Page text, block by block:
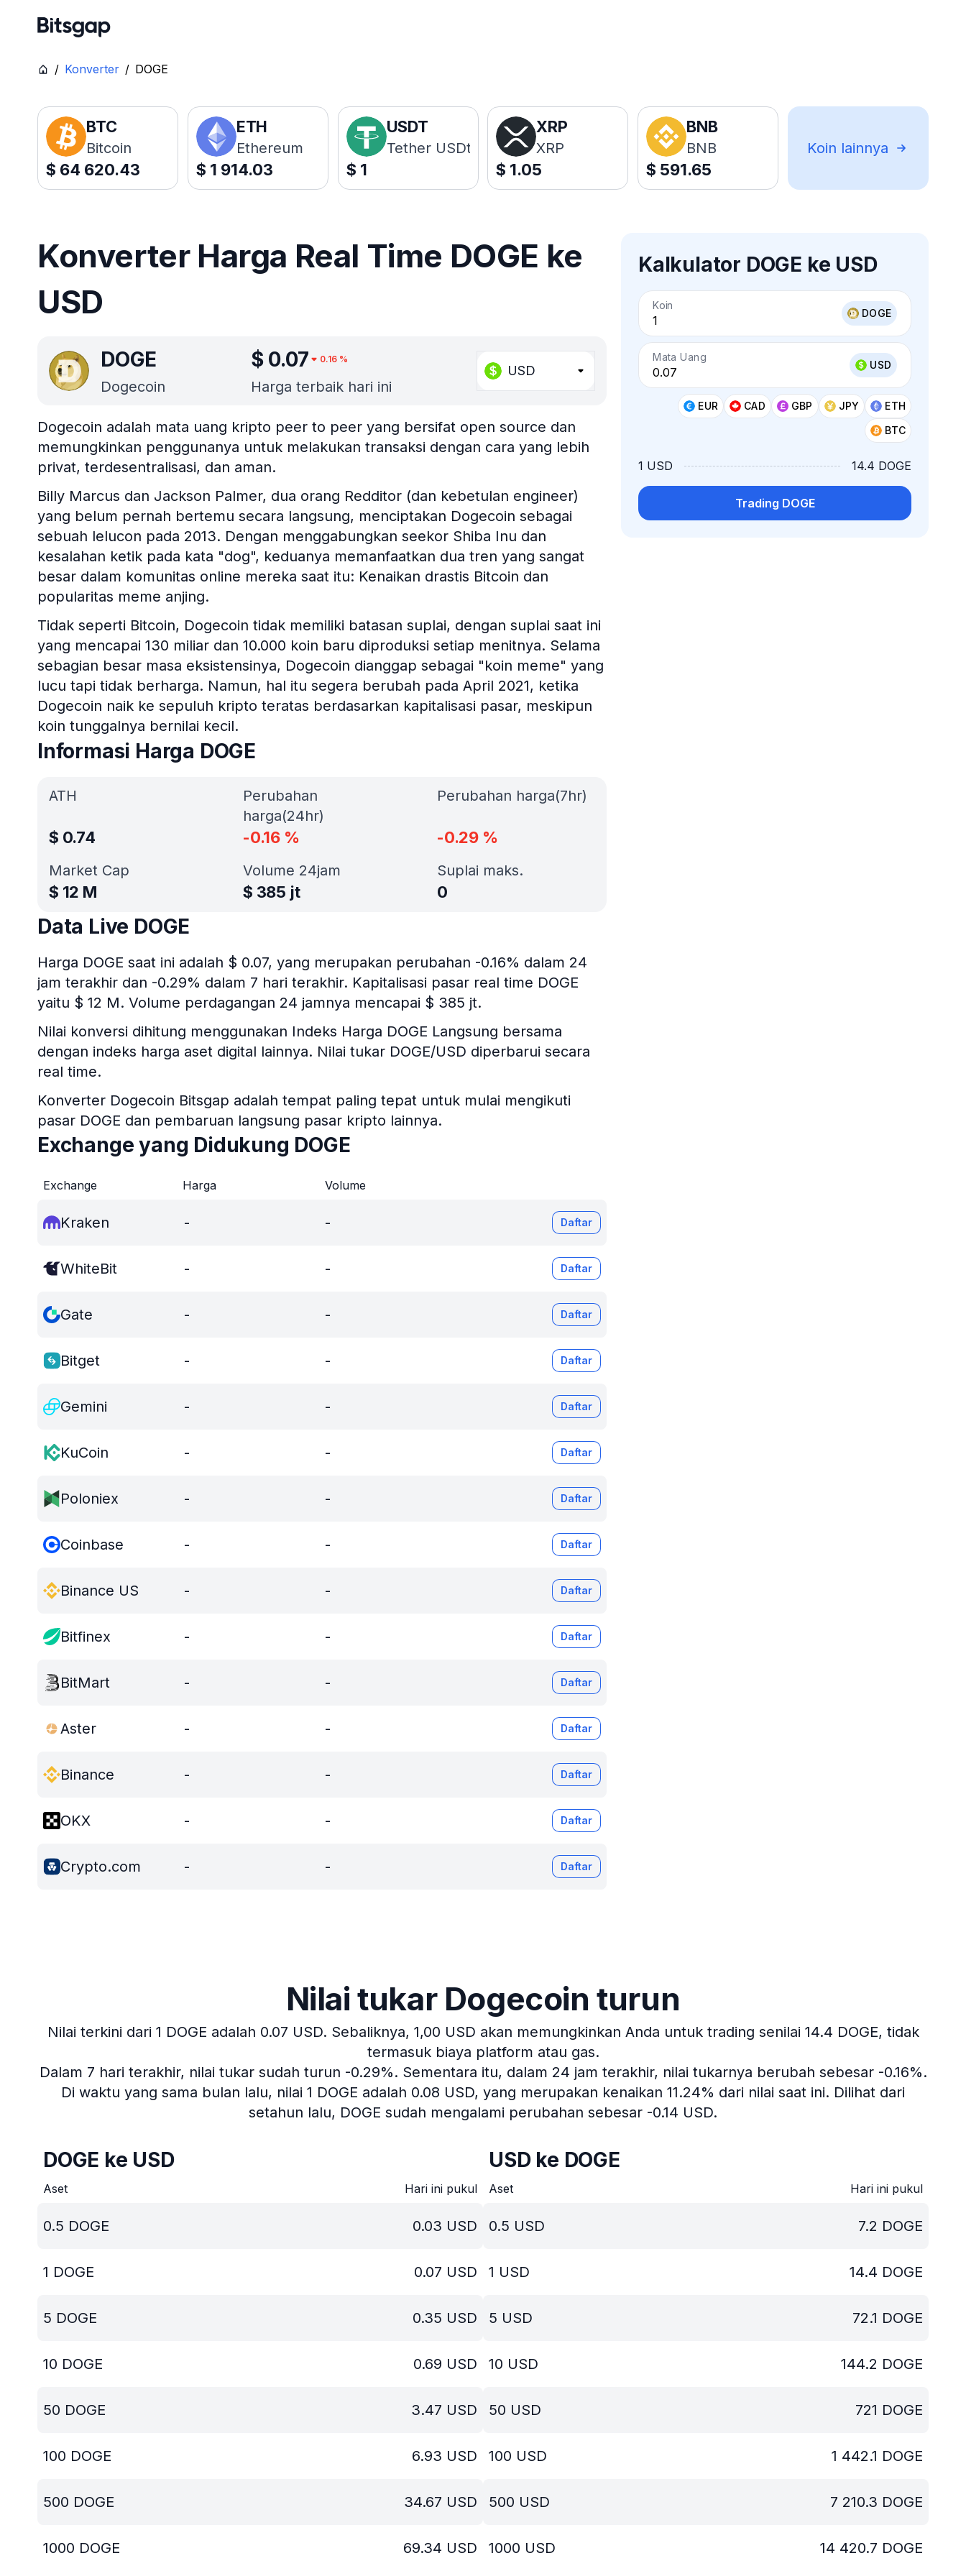
/ Konverter / DOGE
BTC
Bitcoin
$ 64 620.43
ETH
Ethereum
$ 1 914.03
USDT
Tether USDt
$ 1
XRP
XRP
$ 1.05
BNB
BNB
$ 591.65
Koin lainnya
Konverter Harga Real Time DOGE ke
USD
DOGE
Dogecoin
$ 0.07 0.16 %
Harga terbaik hari ini
USD
Kalkulator DOGE ke USD
Koin
DOGE
Mata Uang
USD
EUR CAD GBP JPY
ETH
BTC
1 USD 14.4 DOGE
Trading DOGE
Dogecoin adalah mata uang kripto peer to peer yang bersifat open source dan
memungkinkan penggunanya untuk melakukan transaksi dengan cara yang lebih
privat, terdesentralisasi, dan aman.
Billy Marcus dan Jackson Palmer, dua orang Redditor (dan kebetulan engineer)
yang belum pernah bertemu secara langsung, menciptakan Dogecoin sebagai
sebuah lelucon pada 2013. Dengan menggabungkan seekor Shiba Inu dan
kesalahan ketik pada kata "dog", keduanya memanfaatkan dua tren yang sangat
besar dalam komunitas online mereka saat itu: Kenaikan drastis Bitcoin dan
popularitas meme anjing.
Tidak seperti Bitcoin, Dogecoin tidak memiliki batasan suplai, dengan suplai saat ini
yang mencapai 130 miliar dan 10.000 koin baru diproduksi setiap menitnya. Selama
sebagian besar masa eksistensinya, Dogecoin dianggap sebagai "koin meme" yang
lucu tapi tidak berharga. Namun, hal itu segera berubah pada April 2021, ketika
Dogecoin naik ke sepuluh kripto teratas berdasarkan kapitalisasi pasar, meskipun
koin tunggalnya bernilai kecil.
Informasi Harga DOGE
ATH
$ 0.74
Market Cap
$ 12 M
Perubahan
harga(24hr)
-0.16 %
Perubahan harga(7hr)
-0.29 %
Volume 24jam
$ 385 jt
Suplai maks.
0
Data Live DOGE
Harga DOGE saat ini adalah $ 0.07, yang merupakan perubahan -0.16% dalam 24
jam terakhir dan -0.29% dalam 7 hari terakhir. Kapitalisasi pasar real time DOGE
yaitu $ 12 M. Volume perdagangan 24 jamnya mencapai $ 385 jt.
Nilai konversi dihitung menggunakan Indeks Harga DOGE Langsung bersama
dengan indeks harga aset digital lainnya. Nilai tukar DOGE/USD diperbarui secara
real time.
Konverter Dogecoin Bitsgap adalah tempat paling tepat untuk mulai mengikuti
pasar DOGE dan pembaruan langsung pasar kripto lainnya.
Exchange yang Didukung DOGE
Exchange Harga Volume
Kraken - - Daftar
WhiteBit - - Daftar
Gate - - Daftar
Bitget - - Daftar
Gemini - - Daftar
KuCoin - - Daftar
Poloniex - - Daftar
Coinbase - - Daftar
Binance US - - Daftar
Bitfinex - - Daftar
BitMart - - Daftar
Aster - - Daftar
Binance - - Daftar
OKX - - Daftar
Crypto.com - - Daftar
Nilai tukar Dogecoin turun
Nilai terkini dari 1 DOGE adalah 0.07 USD. Sebaliknya, 1,00 USD akan memungkinkan Anda untuk trading senilai 14.4 DOGE, tidak
termasuk biaya platform atau gas.
Dalam 7 hari terakhir, nilai tukar sudah turun -0.29%. Sementara itu, dalam 24 jam terakhir, nilai tukarnya berubah sebesar -0.16%.
Di waktu yang sama bulan lalu, nilai 1 DOGE adalah 0.08 USD, yang merupakan kenaikan 11.24% dari nilai saat ini. Dilihat dari
setahun lalu, DOGE sudah mengalami perubahan sebesar -0.14 USD.
DOGE ke USD
Aset Hari ini pukul
0.5 DOGE 0.03 USD
1 DOGE 0.07 USD
5 DOGE 0.35 USD
10 DOGE 0.69 USD
50 DOGE 3.47 USD
100 DOGE 6.93 USD
500 DOGE 34.67 USD
1000 DOGE 69.34 USD
USD ke DOGE
Aset Hari ini pukul
0.5 USD 7.2 DOGE
1 USD 14.4 DOGE
5 USD 72.1 DOGE
10 USD 144.2 DOGE
50 USD 721 DOGE
100 USD 1 442.1 DOGE
500 USD 7 210.3 DOGE
1000 USD 14 420.7 DOGE